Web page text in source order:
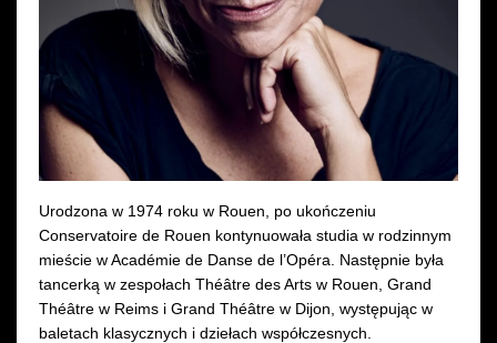
Wynajem kostiumów
Wynajem rekwizytów
Fundusze unijne
Dotacje celowe
Urodzona w 1974 roku w Rouen, po ukończeniu
Conservatoire de Rouen kontynuowała studia w rodzinnym
mieście w Académie de Danse de l’Opéra. Następnie była
tancerką w zespołach Théâtre des Arts w Rouen, Grand
Théâtre w Reims i Grand Théâtre w Dijon, występując w
baletach klasycznych i dziełach współczesnych.